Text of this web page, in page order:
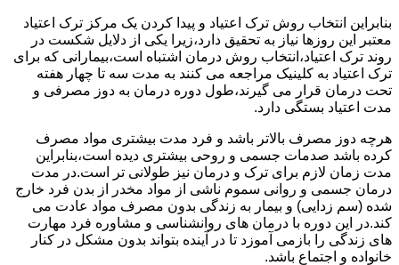
بنابراین انتخاب روش ترک اعتیاد و پیدا کردن یک مرکز ترک اعتیاد
معتبر این روزها نیاز به تحقیق دارد،زیرا یکی از دلایل شکست در
روند ترک اعتیاد،انتخاب روش درمان اشتباه است،بیمارانی که برای
ترک اعتیاد به کلینیک مراجعه می کنند به مدت سه تا چهار هفته
تحت درمان قرار می گیرند،طول دوره درمان به دوز مصرفی و
مدت اعتیاد بستگی دارد.
هرچه دوز مصرف بالاتر باشد و فرد مدت بیشتری مواد مصرف
کرده باشد صدمات جسمی و روحی بیشتری دیده است،بنابراین
مدت زمان لازم برای ترک و درمان نیز طولانی تر است.در مدت
درمان جسمی و روانی سموم ناشی از مواد مخدر از بدن فرد خارج
شده (سم زدایی) و بیمار به زندگی بدون مصرف مواد عادت می
کند.در این دوره با درمان های روانشناسی و مشاوره فرد مهارت
های زندگی را بازمی آموزد تا در آینده بتواند بدون مشکل در کنار
خانواده و اجتماع باشد.